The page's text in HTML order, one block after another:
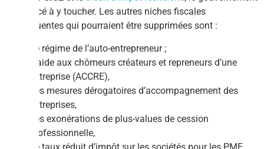
a renoncé à y toucher. Les autres niches fiscales
conséquentes qui pourraient être supprimées sont :
Le régime de l’auto-entrepreneur ;
L’aide aux chômeurs créateurs et repreneurs d’une
entreprise (ACCRE),
Les mesures dérogatoires d’accompagnement des
entreprises,
Les exonérations de plus-values de cession
professionnelle,
Le taux réduit d’impôt sur les sociétés pour les PME,